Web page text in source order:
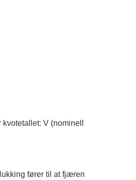
V (nominell
fører til at fjæren